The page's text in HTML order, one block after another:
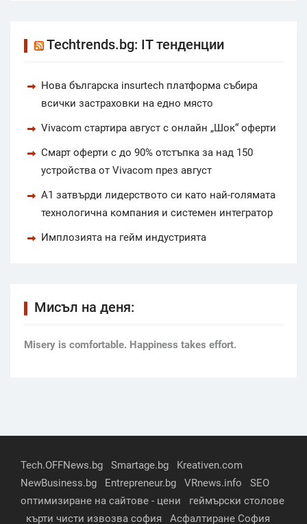
Techtrends.bg: IT тенденции
Нова българска insurtech платформа събира
всички застраховки на едно място
Vivacom стартира август с онлайн „Шок“ оферти
Смарт оферти с до 90% отстъпка за над 150
устройства от Vivacom през август
А1 затвърди лидерството си като най-голямата
технологична компания и системен интегратор
Имплозията на гейм индустрията
Мисъл на деня:
Мisery is comfortable. Happiness takes effort.
Tech.OFFNews.bg Smartage.bg
Kreativen.com
NewBusiness.bg
Entrepreneur.bg VRnews.info
SEO
оптимизиране на сайтове - цени
геймърски столове
кърти чисти извозва софия
Асфалтиране София